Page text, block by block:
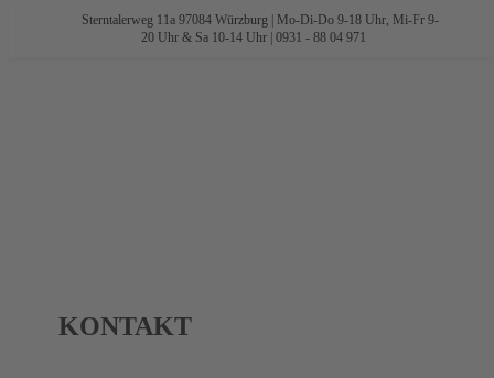
KONTAKT
Sterntalerweg 11a 97084 Würzburg | Mo-Di-Do 9-18 Uhr, Mi-Fr 9-
20 Uhr & Sa 10-14 Uhr | 0931 - 88 04 971